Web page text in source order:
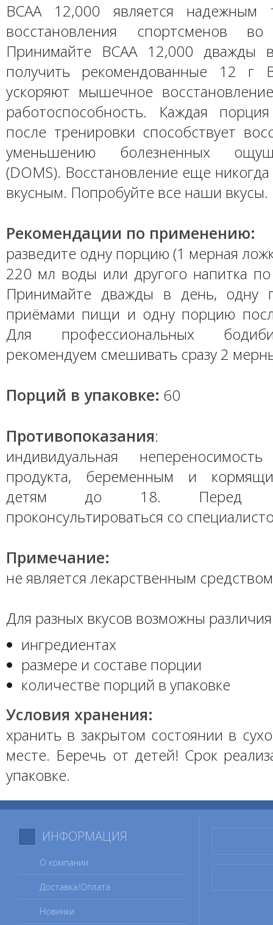
BCAA 12,000 является надежным
восстановления спортсменов
Принимайте BCAA 12,000 дважды
получить рекомендованные 12 г
ускоряют мышечное
работоспособность. Каждая
после тренировки способствует
уменьшению болезненных
(DOMS). Восстановление еще
вкусным. Попробуйте все наши вкусы.
Рекомендации по применению:
разведите одну порцию (1 мерная
220 мл воды или другого напитка
Принимайте дважды в день, одну
приёмами пищи и одну порцию
Для профессиональных
рекомендуем смешивать сразу 2
Порций в упаковке: 60
Противопоказания:
индивидуальная
продукта, беременным и
детям до 18. Перед
проконсультироваться со
Примечание:
не является лекарственным
Для разных вкусов возможны
ингредиентах
размере и составе порции
количестве порций в упаковке
Условия хранения:
хранить в закрытом состоянии в
месте. Беречь от детей! Срок
упаковке.
ИНФОРМАЦИЯ
О компании
Доставка/Оплата
Новинки